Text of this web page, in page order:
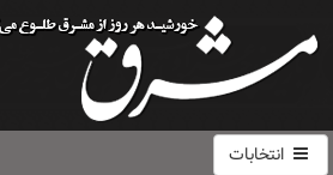
انتخابات